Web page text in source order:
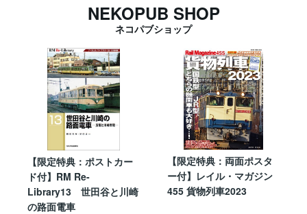
NEKOPUB SHOP
ネコパブショップ
【限定特典：ポストカー
ド付】RM Re-
Library13 世田谷と川崎
の路面電車
【限定特典：両面ポスタ
ー付】レイル・マガジン
455 貨物列車2023